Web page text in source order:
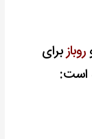
روبازبرای
است: